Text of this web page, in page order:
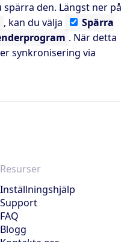
den. Längst ner på
, kan du välja
Spärra
. När detta
synkronisering via
Resurser
Inställningshjälp
Support
FAQ
Blogg